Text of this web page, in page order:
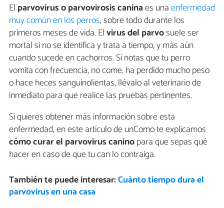
El parvovirus o parvovirosis caninaes unaenfermedad
muy común en los perros, sobre todo durante los
primeros meses de vida. Elvirus del parvosuele ser
mortal si no se identifica y trata a tiempo, y más aún
cuando sucede en cachorros. Si notas que tu perro
vomita con frecuencia, no come, ha perdido mucho peso
o hace heces sanguinolientas, llévalo al veterinario de
inmediato para que realice las pruebas pertinentes.
Si quieres obtener más información sobre esta
enfermedad, en este artículo de unComo te explicamos
cómo curar el parvovirus caninopara que sepas qué
hacer en caso de que tu can lo contraiga.
También te puede interesar:Cuánto tiempo dura el
parvovirus en una casa